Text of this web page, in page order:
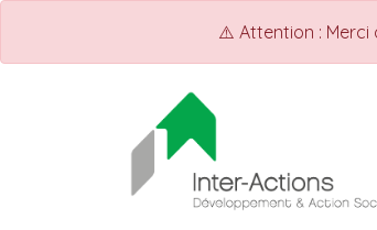
⚠️ Attention : Merci